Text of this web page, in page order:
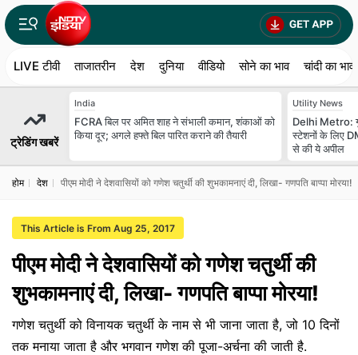
LIVE टीवी ताजातरीन देश दुनिया वीडियो सोने का भाव चांदी का भाव
ट्रेडिंग खबरें
India
FCRA बिल पर अमित शाह ने संभाली कमान, शंकाओं को
किया दूर; अगले हफ्ते बिल पारित कराने की तैयारी
Utility News
Delhi Metro:
स्‍टेशनों के लिए
से की ये अपील
होम देश पीएम मोदी ने देशवासियों को गणेश चतुर्थी की शुभकामनाएं दी, लिखा- गणपति बाप्पा मोरया!
This Article is From Aug 25, 2017
पीएम मोदी ने देशवासियों को गणेश चतुर्थी की
शुभकामनाएं दी, लिखा- गणपति बाप्पा मोरया!
गणेश चतुर्थी को विनायक चतुर्थी के नाम से भी जाना जाता है, जो 10 दिनों
तक मनाया जाता है और भगवान गणेश की पूजा-अर्चना की जाती है.